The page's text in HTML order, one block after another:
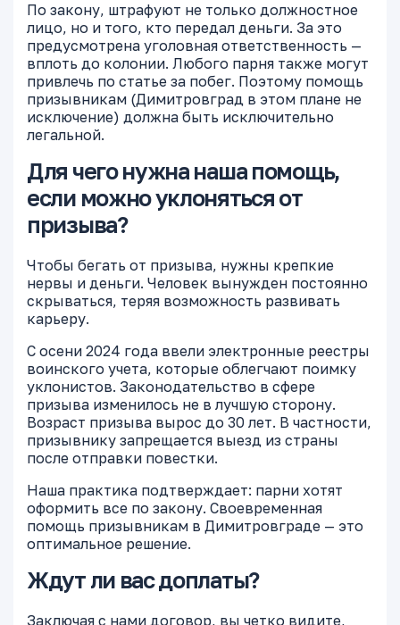
По закону, штрафуют не только должностное
лицо, но и того, кто передал деньги. За это
предусмотрена уголовная ответственность —
вплоть до колонии. Любого парня также могут
привлечь по статье за побег. Поэтому помощь
призывникам (Димитровград в этом плане не
исключение) должна быть исключительно
легальной.
Для чего нужна наша помощь,
если можно уклоняться от
призыва?
Чтобы бегать от призыва, нужны крепкие
нервы и деньги. Человек вынужден постоянно
скрываться, теряя возможность развивать
карьеру.
С осени 2024 года ввели электронные реестры
воинского учета, которые облегчают поимку
уклонистов. Законодательство в сфере
призыва изменилось не в лучшую сторону.
Возраст призыва вырос до 30 лет. В частности,
призывнику запрещается выезд из страны
после отправки повестки.
Наша практика подтверждает: парни хотят
оформить все по закону. Своевременная
помощь призывникам в Димитровграде — это
оптимальное решение.
Ждут ли вас доплаты?
Заключая с нами договор, вы четко видите,